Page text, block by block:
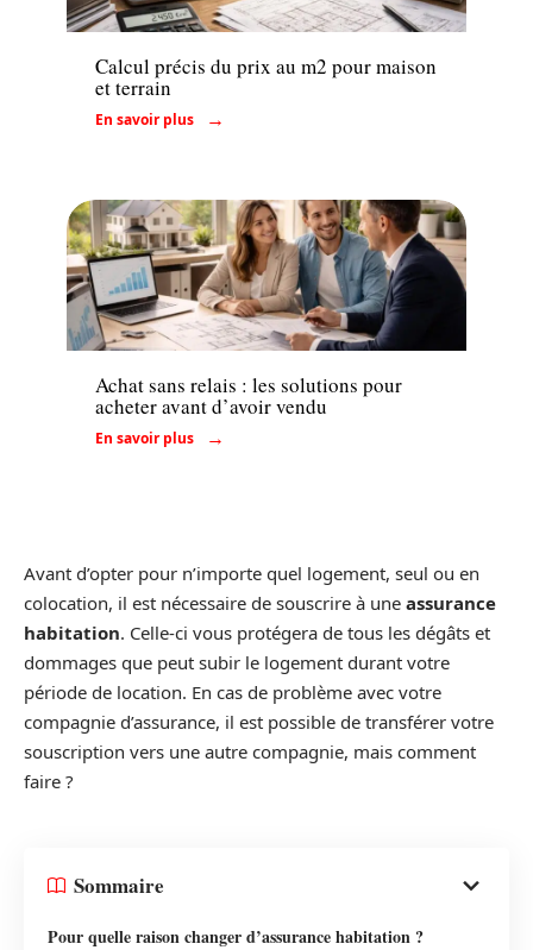
Immo
Calcul précis du prix au m2 pour maison
et terrain
En savoir plus
Conseils
Achat sans relais : les solutions pour
acheter avant d’avoir vendu
En savoir plus
Avant d’opter pour n’importe quel logement, seul ou en
colocation, il est nécessaire de souscrire à une assurance
habitation. Celle-ci vous protégera de tous les dégâts et
dommages que peut subir le logement durant votre
période de location. En cas de problème avec votre
compagnie d’assurance, il est possible de transférer votre
souscription vers une autre compagnie, mais comment
faire ?
Sommaire
Pour quelle raison changer d’assurance habitation ?